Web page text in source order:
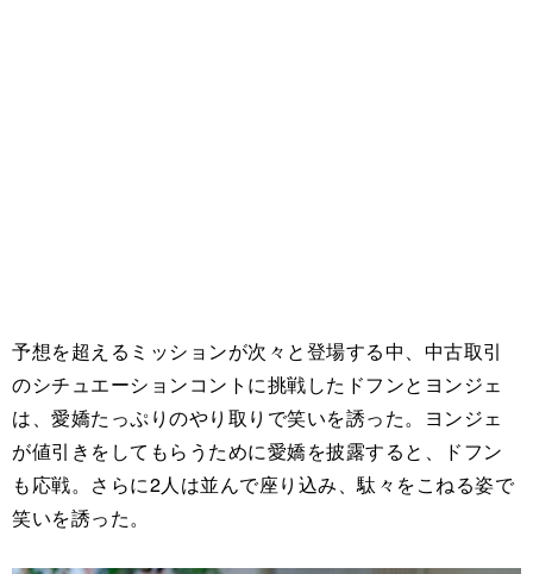
予想を超えるミッションが次々と登場する中、中古取引
のシチュエーションコントに挑戦したドフンとヨンジェ
は、愛嬌たっぷりのやり取りで笑いを誘った。ヨンジェ
が値引きをしてもらうために愛嬌を披露すると、ドフン
も応戦。さらに2人は並んで座り込み、駄々をこねる姿で
笑いを誘った。